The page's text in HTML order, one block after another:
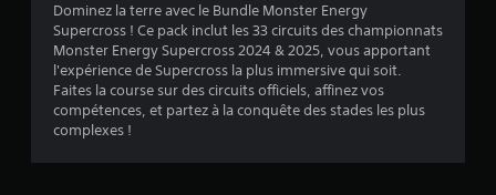
:
2
Dominez la terre avec le Bundle Monster Energy
Supercross ! Ce pack inclut les 33 circuits des championnats
Monster Energy Supercross 2024 & 2025, vous apportant
l'expérience de Supercross la plus immersive qui soit.
Faites la course sur des circuits officiels, affinez vos
compétences, et partez à la conquête des stades les plus
complexes !